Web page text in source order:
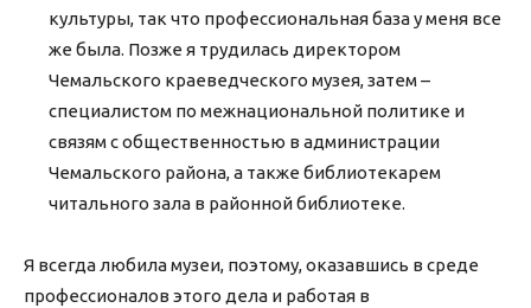
культуры, так что профессиональная база у меня все
же была. Позже я трудилась директором
Чемальского краеведческого музея, затем –
специалистом по межнациональной политике и
связям с общественностью в администрации
Чемальского района, а также библиотекарем
читального зала в районной библиотеке.
Я всегда любила музеи, поэтому, оказавшись в среде
профессионалов этого дела и работая в